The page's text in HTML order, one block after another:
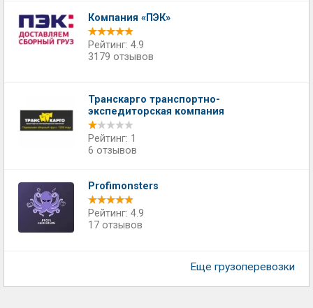
Компания «ПЭК»
Рейтинг: 4.9
3179 отзывов
Транскарго транспортно-
экспедиторская компания
Рейтинг: 1
6 отзывов
Profimonsters
Рейтинг: 4.9
17 отзывов
Еще грузоперевозки